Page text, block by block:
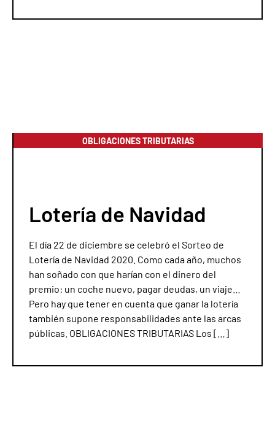
OBLIGACIONES TRIBUTARIAS
Lotería de Navidad
El día 22 de diciembre se celebró el Sorteo de
Lotería de Navidad 2020. Como cada año, muchos
han soñado con que harían con el dinero del
premio: un coche nuevo, pagar deudas, un viaje…
Pero hay que tener en cuenta que ganar la lotería
también supone responsabilidades ante las arcas
públicas. OBLIGACIONES TRIBUTARIAS Los […]